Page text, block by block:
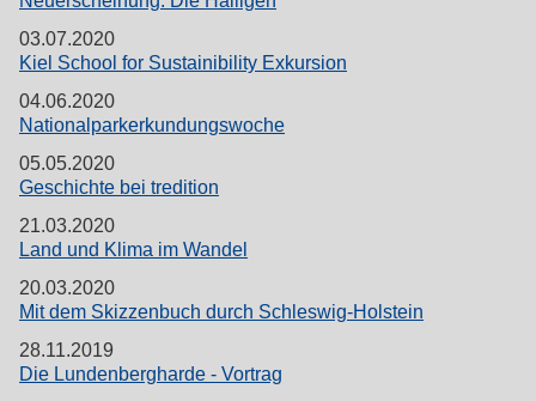
03.07.2020
Kiel School for Sustainibility Exkursion
04.06.2020
Nationalparkerkundungswoche
05.05.2020
Geschichte bei tredition
21.03.2020
Land und Klima im Wandel
20.03.2020
Mit dem Skizzenbuch durch Schleswig-Holstein
28.11.2019
Die Lundenbergharde - Vortrag